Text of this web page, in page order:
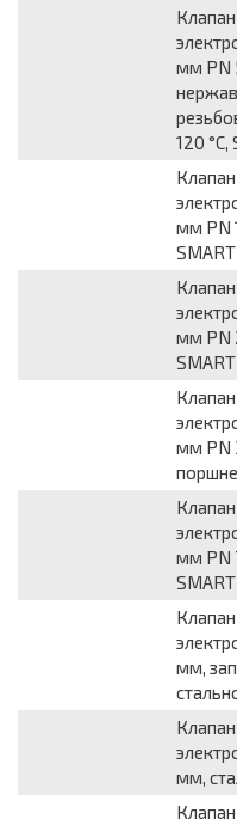
Клапан
мм PN
120 °С,
Клапан
мм PN
SMART
Клапан
мм PN
SMART
Клапан
мм PN
Клапан
мм PN
SMART
Клапан
мм,
Клапан
мм,
Клапан